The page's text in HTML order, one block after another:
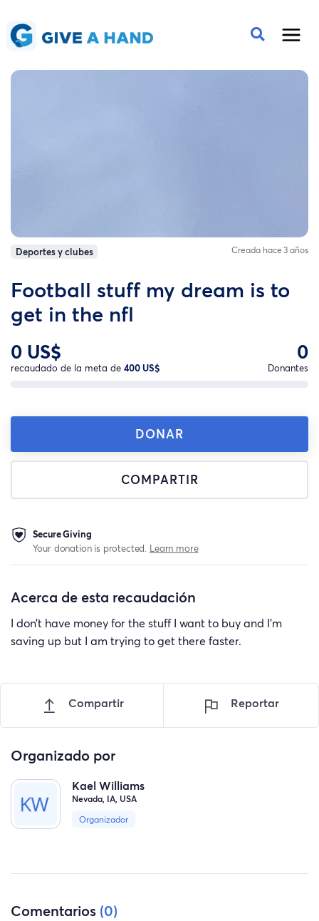
Deportes y clubes Creada hace 3 años
Football stuff my dream is to
get in the nfl
0 US$
recaudado de la meta de 400 US$
0
Donantes
DONAR
COMPARTIR
Secure Giving
Your donation is protected. Learn more
Acerca de esta recaudación
I don’t have money for the stuff I want to buy and I’m
saving up but I am trying to get there faster.
Compartir Reportar
Organizado por
Kael Williams
Nevada, IA, USA
Organizador
Comentarios (0)